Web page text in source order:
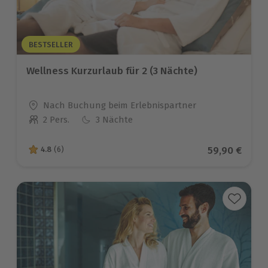
BESTSELLER
Wellness Kurzurlaub für 2 (3 Nächte)
Standort
Nach Buchung beim Erlebnispartner
Anzahl der Teilnehmer
2 Pers. 3 Nächte
4.8 von 5 Sternen basierend auf 6 Bewertungen
4.8 (6) Aktueller
59,90 €